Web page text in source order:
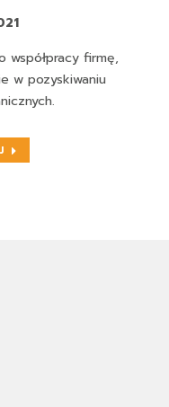
współpracy firmę,
w pozyskiwaniu